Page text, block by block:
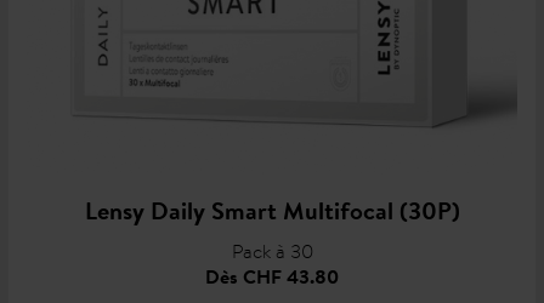
Lensy Daily Smart Multifocal (30P)
Pack à 30
Dès CHF 43.80